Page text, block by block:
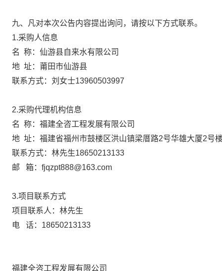
九、凡对本次公告内容提出询问，请按以下方式联系。
1.采购人信息
名 称： 仙游县自来水有限公司
地 址：莆田市仙游县
联系方式： 刘女士13960503997
2.采购代理机构信息
名 称： 福建全咨工程发展有限公司
地 址： 福建省福州市鼓楼区洪山镇梁厝路2号华雄大厦2号
联系方式：林先生18650213133
邮
箱： fjqzpt888@163.com
3.项目联系方式
项目联系人：林先生
电
话： 18650213133
福建全咨工程发展有限公司